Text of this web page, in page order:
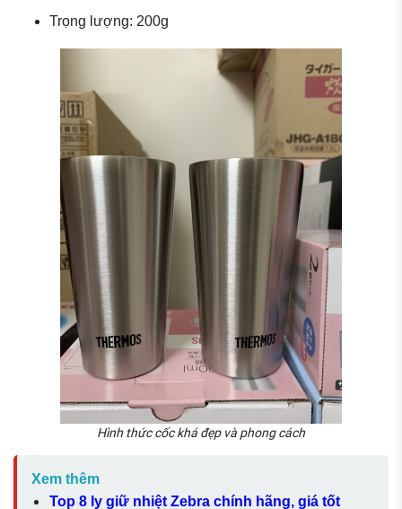
Trọng lượng: 200g
Hình thức cốc khá đẹp và phong cách
Xem thêm
Top 8 ly giữ nhiệt Zebra chính hãng, giá tốt